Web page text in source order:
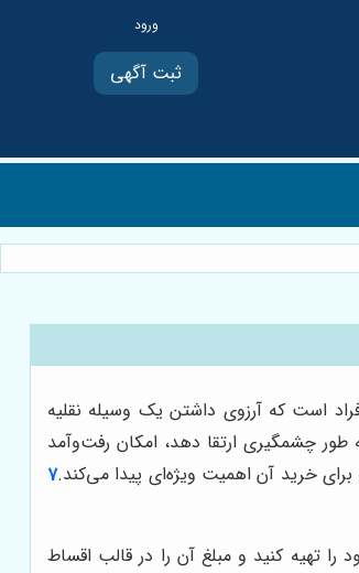
ثبت آگهی
است که آرزوی داشتن یک وسیله نقلیه
چشمگیری ارتقا دهد، امکان رفت‌وآمد
برای خرید آن اهمیت ویژه‌ای پیدا می‌کند.7
تهیه کنید و مبلغ آن را در قالب اقساط